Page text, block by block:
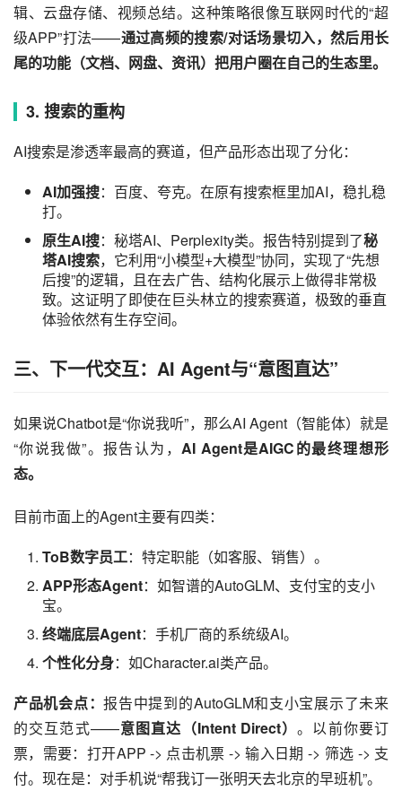
辑、云盘存储、视频总结。这种策略很像互联网时代的“超
级APP”打法——通过高频的搜索/对话场景切入，然后用长
尾的功能（文档、网盘、资讯）把用户圈在自己的生态里。
3. 搜索的重构
AI搜索是渗透率最高的赛道，但产品形态出现了分化：
AI加强搜：百度、夸克。在原有搜索框里加AI，稳扎稳
打。
原生AI搜：秘塔AI、Perplexity类。报告特别提到了秘
塔AI搜索，它利用“小模型+大模型”协同，实现了“先想
后搜”的逻辑，且在去广告、结构化展示上做得非常极
致。这证明了即使在巨头林立的搜索赛道，极致的垂直
体验依然有生存空间。
三、下一代交互：AI Agent与“意图直达”
如果说Chatbot是“你说我听”，那么AI Agent（智能体）就是
“你说我做”。报告认为，AI Agent是AIGC的最终理想形
态。
目前市面上的Agent主要有四类：
ToB数字员工：特定职能（如客服、销售）。
APP形态Agent：如智谱的AutoGLM、支付宝的支小
宝。
终端底层Agent：手机厂商的系统级AI。
个性化分身：如Character.ai类产品。
产品机会点：报告中提到的AutoGLM和支小宝展示了未来
的交互范式——意图直达（Intent Direct）。以前你要订
票，需要：打开APP -> 点击机票 -> 输入日期 -> 筛选 -> 支
付。现在是：对手机说“帮我订一张明天去北京的早班机”。